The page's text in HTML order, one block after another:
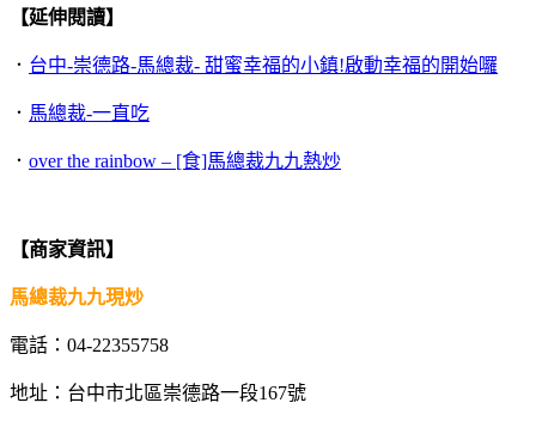
【延伸閱讀】
． 台中-崇德路-馬總裁- 甜蜜幸福的小鎮!啟動幸福的開始囉
． 馬總裁-一直吃
． over the rainbow – [食]馬總裁九九熱炒
【商家資訊】
馬總裁九九現炒
電話：04-22355758
地址：台中市北區崇德路一段167號